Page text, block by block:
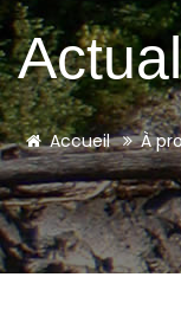
Accueil À